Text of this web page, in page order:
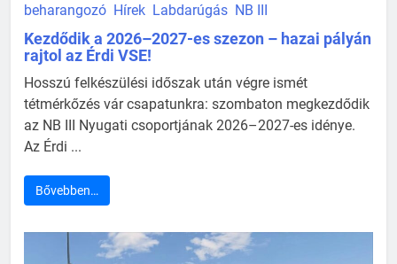
beharangozó Hírek Labdarúgás NB III
Kezdődik a 2026–2027-es szezon – hazai pályán
rajtol az Érdi VSE!
Hosszú felkészülési időszak után végre ismét
tétmérkőzés vár csapatunkra: szombaton megkezdődik
az NB III Nyugati csoportjának 2026–2027-es idénye.
Az Érdi ...
Bővebben…